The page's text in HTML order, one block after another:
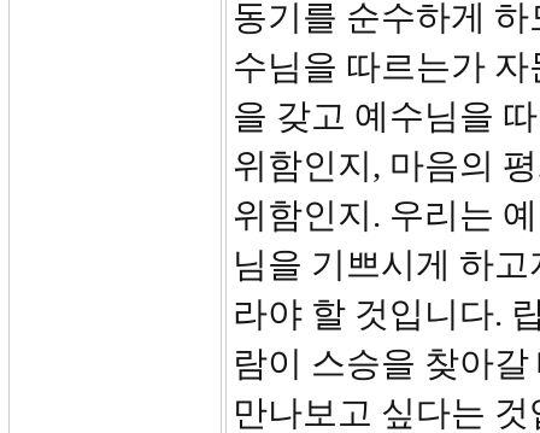
동기를 순수하게
수님을 따르는가
을 갖고 예수님을
위함인지, 마음의
위함인지. 우리는
님을 기쁘시게 하
라야 할 것입니다.
람이 스승을 찾아
만나보고 싶다는